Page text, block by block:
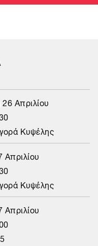
Απριλίου
Κυψέλης
Κυψέλης